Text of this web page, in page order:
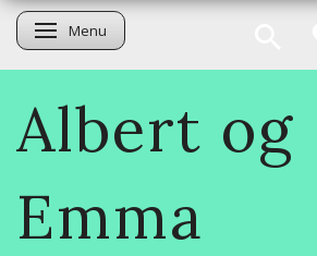
Skifte navigation
Menu
Albert og
Emma